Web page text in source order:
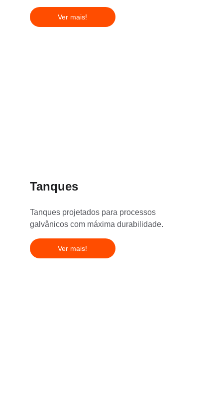
Tanques
Tanques projetados para processos
galvânicos com máxima durabilidade.
Ver mais!
Ver mais!